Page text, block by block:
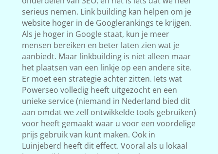
serieus nemen. Link building kan helpen om je
website hoger in de Googlerankings te krijgen.
Als je hoger in Google staat, kun je meer
mensen bereiken en beter laten zien wat je
aanbiedt. Maar linkbuilding is niet alleen maar
het plaatsen van een linkje op een andere site.
Er moet een strategie achter zitten. Iets wat
Powerseo volledig heeft uitgezocht en een
unieke service (niemand in Nederland bied dit
aan omdat we zelf ontwikkelde tools gebruiken)
voor heeft gemaakt waar u voor een voordelige
prijs gebruik van kunt maken. Ook in
Luinjeberd heeft dit effect. Vooral als u lokaal